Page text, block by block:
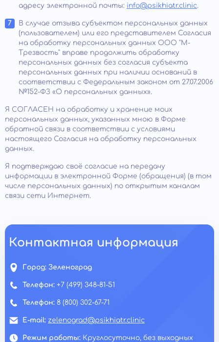
адресу электронной почты: info@psikhiatr.clinic.
В случае отзыва субъектом персональных данных
(пользователем) или его представителем Согласия
на обработку персональных данных ООО "М-
Трезвость" вправе продолжить обработку
персональных данных без согласия субъекта
персональных данных при наличии оснований в
соответствии с Федеральным законом от 27.07.2006
№152-ФЗ «О персональных данных».
Я СОГЛАСЕН на обработку и хранение моих
персональных данных, указанных мною в Форме
обратной связи в соответствии с условиями
настоящего Согласия на обработку персональных
данных.
Я подтверждаю своё согласие на передачу
информации в электронной Форме (обращения) (в том
числе персональных данных) по открытым каналам
связи сети Интернет.
Контактная информация
Город: Зеленоград
Телефон: +7 (499) 348-81-51
Телефон: 8 (800) 302-67-71
E-mail: zelenograd@psikhiatr.clinic
Режим работы: Круглосуточно, без выходных